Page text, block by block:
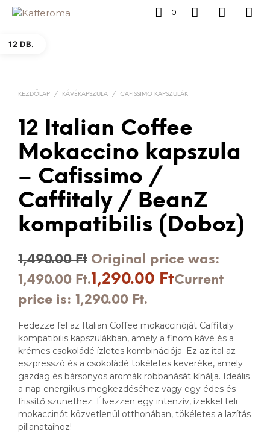
0
12 DB.
KEZDŐLAP / KÁVÉKAPSZULA / CAFISSIMO KAPSZULÁK
12 Italian Coffee
Mokaccino kapszula
– Cafissimo /
Caffitaly / BeanZ
kompatibilis (Doboz)
1,490.00Ft Original price was:
1,490.00 Ft.1,290.00 FtCurrent
price is: 1,290.00 Ft.
Fedezze fel az Italian Coffee mokaccinóját Caffitaly
kompatibilis kapszulákban, amely a finom kávé és a
krémes csokoládé ízletes kombinációja. Ez az ital az
eszpresszó és a csokoládé tökéletes keveréke, amely
gazdag és bársonyos aromák robbanását kínálja. Ideális
a nap energikus megkezdéséhez vagy egy édes és
frissítő szünethez. Élvezzen egy intenzív, ízekkel teli
mokaccinót közvetlenül otthonában, tökéletes a lazítás
pillanataihoz!